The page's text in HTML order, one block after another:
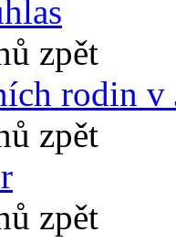
zpět
rodin v
zpět
zpět